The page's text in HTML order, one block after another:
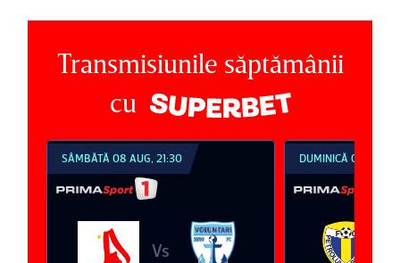
Transmisiunile săptămânii
cu
SÂMBĂTĂ 08 AUG, 21:30
Vs
DUMINICĂ 09 AUG,